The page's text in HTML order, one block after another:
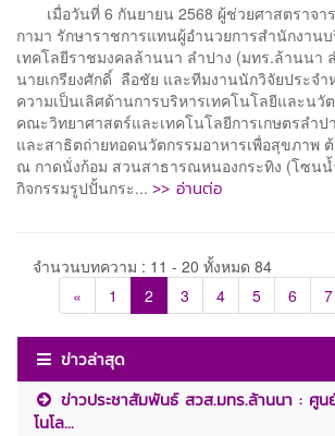
เมื่อวันที่ 6 กันยายน 2568 ผู้ช่วยศาสตราจา
กามา รักษาราชการแทนผู้อำนวยการสำนักงาน
เทคโลยีราชมงคลล้านนา ลำปาง (มทร.ล้านนา
นายเกรียงศักดิ์ ลือชัย และทีมงานนักวิจัยประจ
ความเป็นเลิศด้านการบริหารเทคโนโลยีและนวั
คณะวิทยาศาสตร์และเทคโนโลยีการเกษตรลำป
และสาธิตถ่ายทอดนวัตกรรมอาหารเพื่อสุขภาพ
ณ กาดนั่งก้อม สวนสาธารณหนองกระทิง (โซน
กิจกรรมรูปปั้นกระ... >> อ่านต่อ
จำนวนบทความ : 11 - 20 ทั้งหมด 84
«
1 2 3 4 5 6 7
ข่าวล่าสุด
ข่าวประชาสัมพันธ์ สวส.มทร.ล้านนา : ศูน
โนโล...